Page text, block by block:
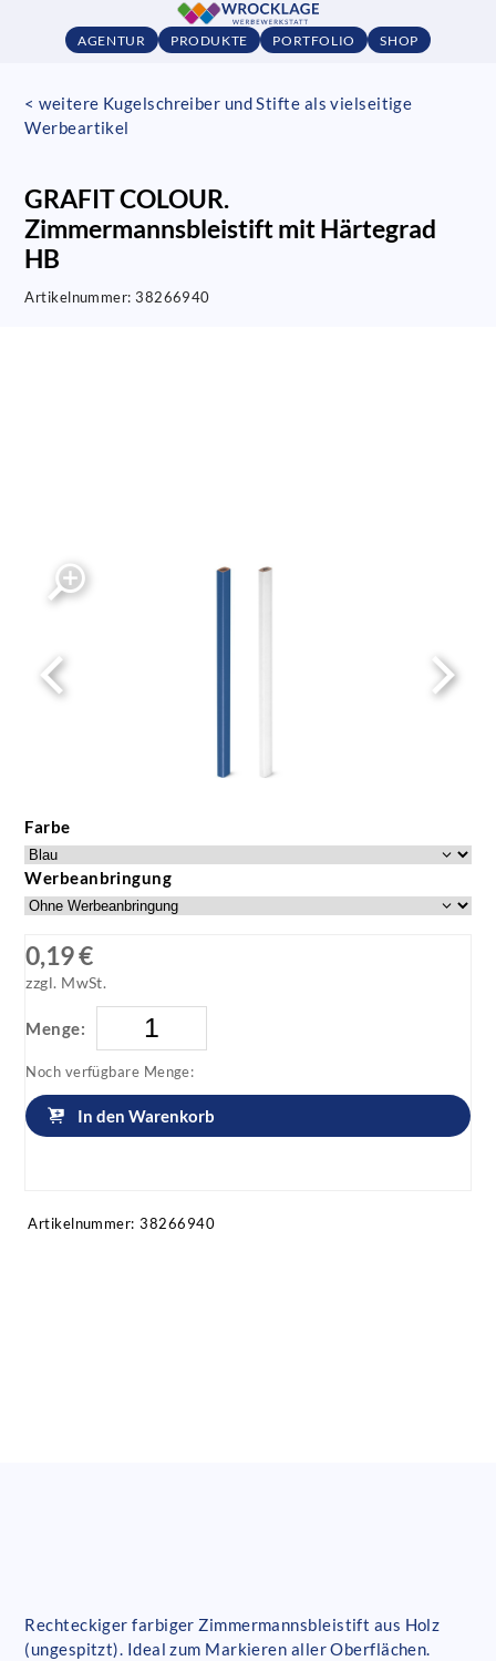
AGENTUR PRODUKTE PORTFOLIO SHOP
< weitere Kugelschreiber und Stifte als vielseitige
Werbeartikel
GRAFIT COLOUR.
Zimmermannsbleistift mit Härtegrad
HB
Artikelnummer:38266940
Farbe
Werbeanbringung
0,19 €
zzgl. MwSt.
Menge:
Noch verfügbare Menge:
In den Warenkorb
Artikelnummer: 38266940
Rechteckiger farbiger Zimmermannsbleistift aus Holz
(ungespitzt). Ideal zum Markieren aller Oberflächen.